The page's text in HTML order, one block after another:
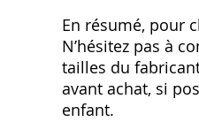
En résumé‚ pour
N’hésitez pas à
tailles du
avant achat‚ si
enfant.